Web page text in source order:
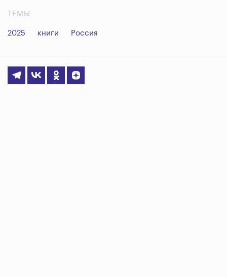
ТЕМЫ
2025 книги Россия